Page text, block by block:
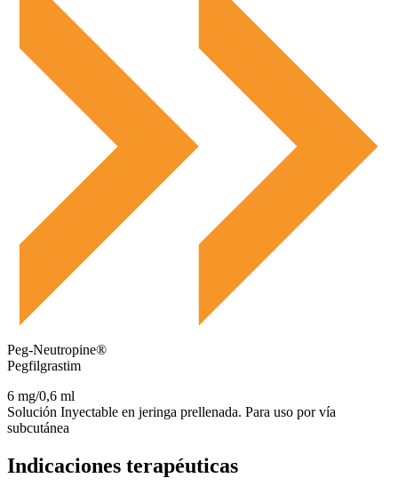
Peg-Neutropine®
Pegfilgrastim
6 mg/0,6 ml
Solución Inyectable en jeringa prellenada. Para uso por vía
subcutánea
Indicaciones terapéuticas